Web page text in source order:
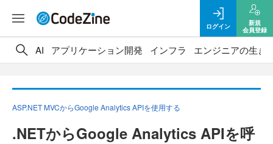
ログイン
新規
会員登録
AI アプリケーション開発 インフラ エンジニアの生き
ASP.NET MVCからGoogle Analytics APIを使用する
.NETからGoogle Analytics APIを呼